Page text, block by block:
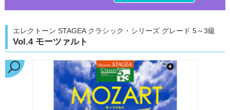
エレクトーン STAGEA クラシック・シリーズ グレード 5～3級
Vol.4 モーツァルト